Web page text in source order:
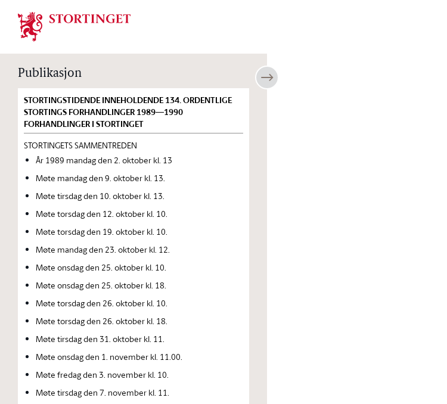
Stortinget.no
Publikasjon
STORTINGSTIDENDE INNEHOLDENDE 134. ORDENTLIGE
STORTINGS FORHANDLINGER 1989—1990
FORHANDLINGER I STORTINGET
STORTINGETS SAMMENTREDEN
År 1989 mandag den 2. oktober kl. 13
Møte mandag den 9. oktober kl. 13.
Møte tirsdag den 10. oktober kl. 13.
Møte torsdag den 12. oktober kl. 10.
Møte torsdag den 19. oktober kl. 10.
Møte mandag den 23. oktober kl. 12.
Møte onsdag den 25. oktober kl. 10.
Møte onsdag den 25. oktober kl. 18.
Møte torsdag den 26. oktober kl. 10.
Møte torsdag den 26. oktober kl. 18.
Møte tirsdag den 31. oktober kl. 11.
Møte onsdag den 1. november kl. 11.00.
Møte fredag den 3. november kl. 10.
Møte tirsdag den 7. november kl. 11.